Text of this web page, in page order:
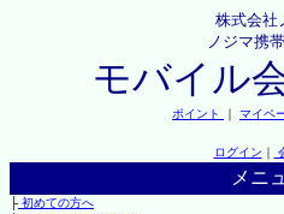
株式会社
ノジマ携
モバイル
ポイント ｜ マイペ
ログイン ｜
メニ
├初めての方へ